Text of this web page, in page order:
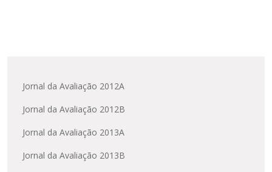
Jornal da Avaliação 2012A
Jornal da Avaliação 2012B
Jornal da Avaliação 2013A
Jornal da Avaliação 2013B